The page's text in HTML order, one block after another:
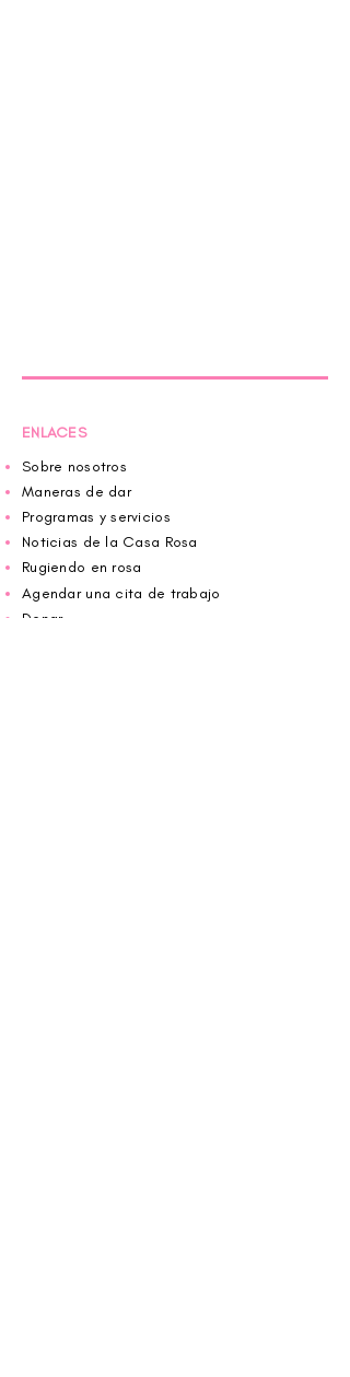
ENLACES
Sobre nosotros
Maneras de dar
Programas y servicios
Noticias de la Casa Rosa
Rugiendo en rosa
Agendar una cita de trabajo
Donar